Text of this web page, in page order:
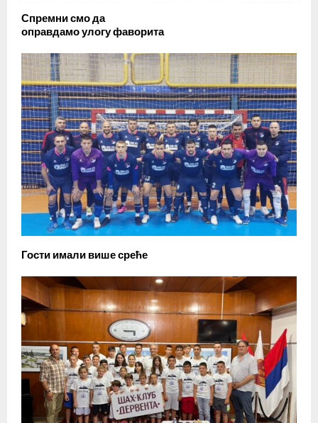
Спремни смо да
оправдамо улогу фаворита
Гости имали више среће